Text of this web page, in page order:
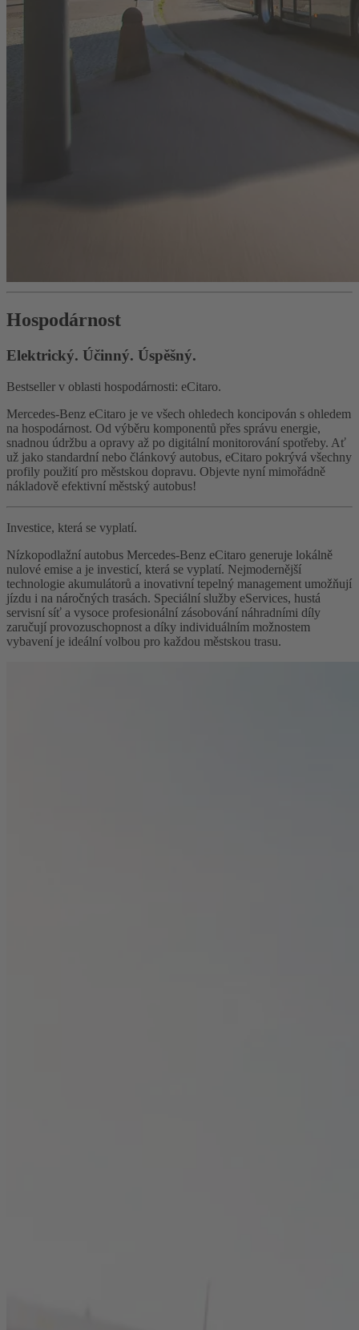
Hospodárnost
Elektrický. Účinný. Úspěšný.
Bestseller v oblasti hospodárnosti: eCitaro.
Mercedes-Benz eCitaro je ve všech ohledech koncipován s ohledem
na hospodárnost. Od výběru komponentů přes správu energie,
snadnou údržbu a opravy až po digitální monitorování spotřeby. Ať
už jako standardní nebo článkový autobus, eCitaro pokrývá všechny
profily použití pro městskou dopravu. Objevte nyní mimořádně
nákladově efektivní městský autobus!
Investice, která se vyplatí.
Nízkopodlažní autobus Mercedes-Benz eCitaro generuje lokálně
nulové emise a je investicí, která se vyplatí. Nejmodernější
technologie akumulátorů a inovativní tepelný management umožňují
jízdu i na náročných trasách. Speciální služby eServices, hustá
servisní síť a vysoce profesionální zásobování náhradními díly
zaručují provozuschopnost a díky individuálním možnostem
vybavení je ideální volbou pro každou městskou trasu.